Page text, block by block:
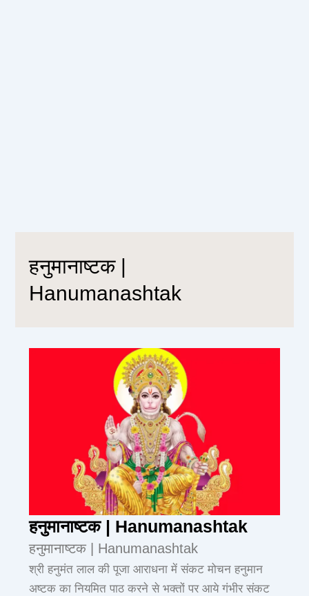
हनुमानाष्टक |
Hanumanashtak
हनुमानाष्टक | Hanumanashtak
हनुमानाष्टक | Hanumanashtak
श्री हनुमंत लाल की पूजा आराधना में संकट मोचन हनुमान
अष्टक का नियमित पाठ करने से भक्तों पर आये गंभीर संकट